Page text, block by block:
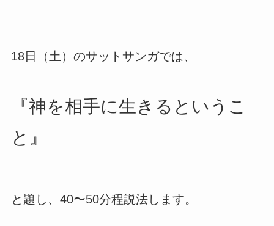
18日（土）のサットサンガでは、
『神を相手に生きるというこ
と』
と題し、40〜50分程説法します。